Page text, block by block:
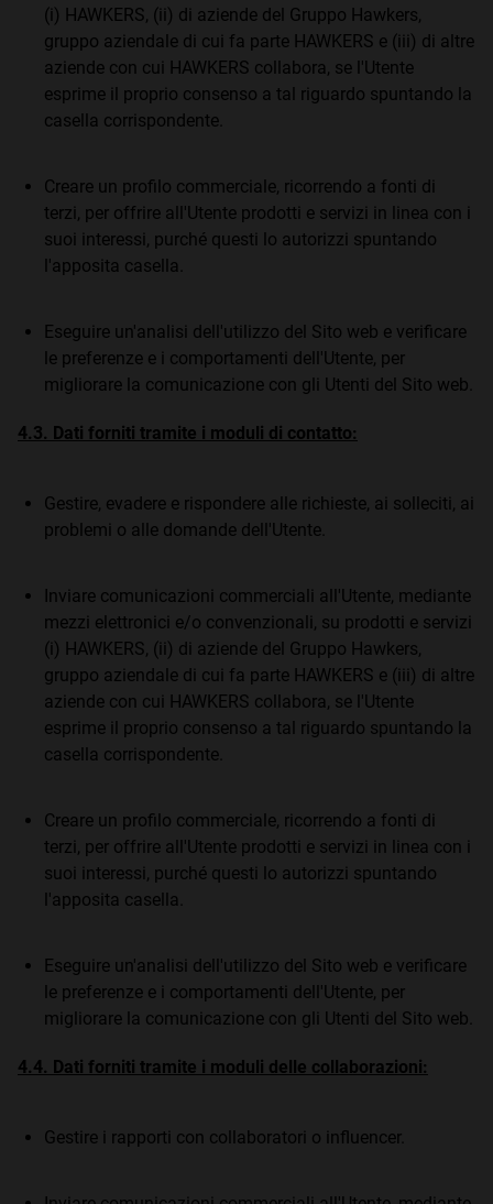
(i) HAWKERS, (ii) di aziende del Gruppo Hawkers,
gruppo aziendale di cui fa parte HAWKERS e (iii) di altre
aziende con cui HAWKERS collabora, se l'Utente
esprime il proprio consenso a tal riguardo spuntando la
casella corrispondente.
Creare un profilo commerciale, ricorrendo a fonti di
terzi, per offrire all'Utente prodotti e servizi in linea con i
suoi interessi, purché questi lo autorizzi spuntando
l'apposita casella.
Eseguire un'analisi dell'utilizzo del Sito web e verificare
le preferenze e i comportamenti dell'Utente, per
migliorare la comunicazione con gli Utenti del Sito web.
4.3. Dati forniti tramite i moduli di contatto:
Gestire, evadere e rispondere alle richieste, ai solleciti, ai
problemi o alle domande dell'Utente.
Inviare comunicazioni commerciali all'Utente, mediante
mezzi elettronici e/o convenzionali, su prodotti e servizi
(i) HAWKERS, (ii) di aziende del Gruppo Hawkers,
gruppo aziendale di cui fa parte HAWKERS e (iii) di altre
aziende con cui HAWKERS collabora, se l'Utente
esprime il proprio consenso a tal riguardo spuntando la
casella corrispondente.
Creare un profilo commerciale, ricorrendo a fonti di
terzi, per offrire all'Utente prodotti e servizi in linea con i
suoi interessi, purché questi lo autorizzi spuntando
l'apposita casella.
Eseguire un'analisi dell'utilizzo del Sito web e verificare
le preferenze e i comportamenti dell'Utente, per
migliorare la comunicazione con gli Utenti del Sito web.
4.4. Dati forniti tramite i moduli delle collaborazioni:
Gestire i rapporti con collaboratori o influencer.